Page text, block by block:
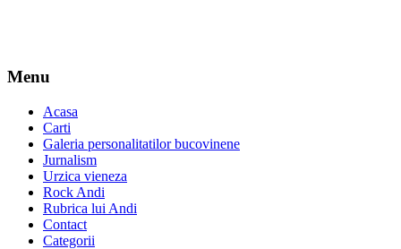
Menu
Acasa
Carti
Galeria personalitatilor bucovinene
Jurnalism
Urzica vieneza
Rock Andi
Rubrica lui Andi
Contact
Categorii